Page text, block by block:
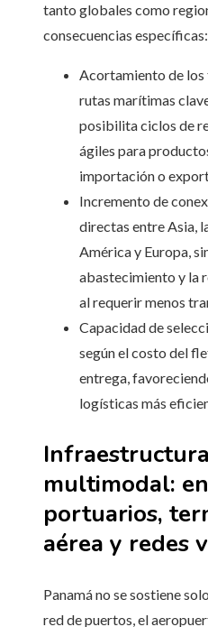
tanto globales como
consecuencias específicas:
Acortamiento de los
rutas marítimas
posibilita ciclos de
ágiles para
importación o
Incremento de
directas entre Asia,
América y Europa,
abastecimiento y la
al requerir menos
Capacidad de
según el costo del
entrega,
logísticas más
Infraestructura
multimodal:
portuarios,
aérea y redes
Panamá no se sostiene
red de puertos, el